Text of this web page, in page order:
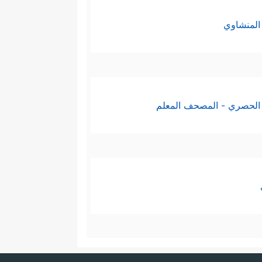
عقائد المشركين، وبراءة
الحصري - المصحف المعلم